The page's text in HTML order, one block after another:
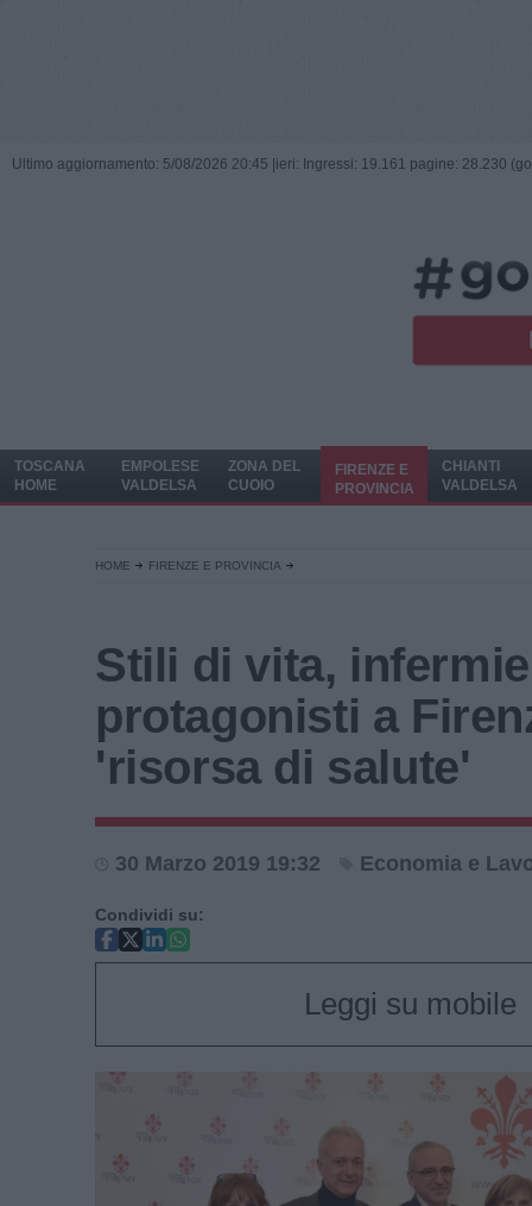
Ultimo aggiornamento: 5/08/2026 20:45 | ieri: Ingressi: 19.161 pagine: 28.230
TOSCANA
HOME
EMPOLESE
VALDELSA
ZONA DEL
CUOIO
FIRENZE E
PROVINCIA
CHIANTI
VALDELSA
HOME FIRENZE E PROVINCIA
Stili di vita,
protagonisti a
'risorsa di salute'
30 Marzo 2019 19:32 Economia e
Condividi su:
Leggi su mobile